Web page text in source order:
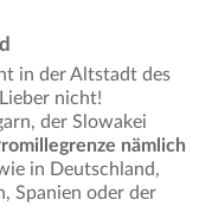
in der Altstadt des
nicht!
der Slowakei
nämlich
in Deutschland,
Spanien oder der